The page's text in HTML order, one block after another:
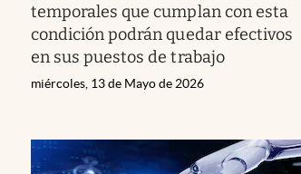
temporales que cumplan con esta
condición podrán quedar efectivos
en sus puestos de trabajo
miércoles, 13 de Mayo de 2026